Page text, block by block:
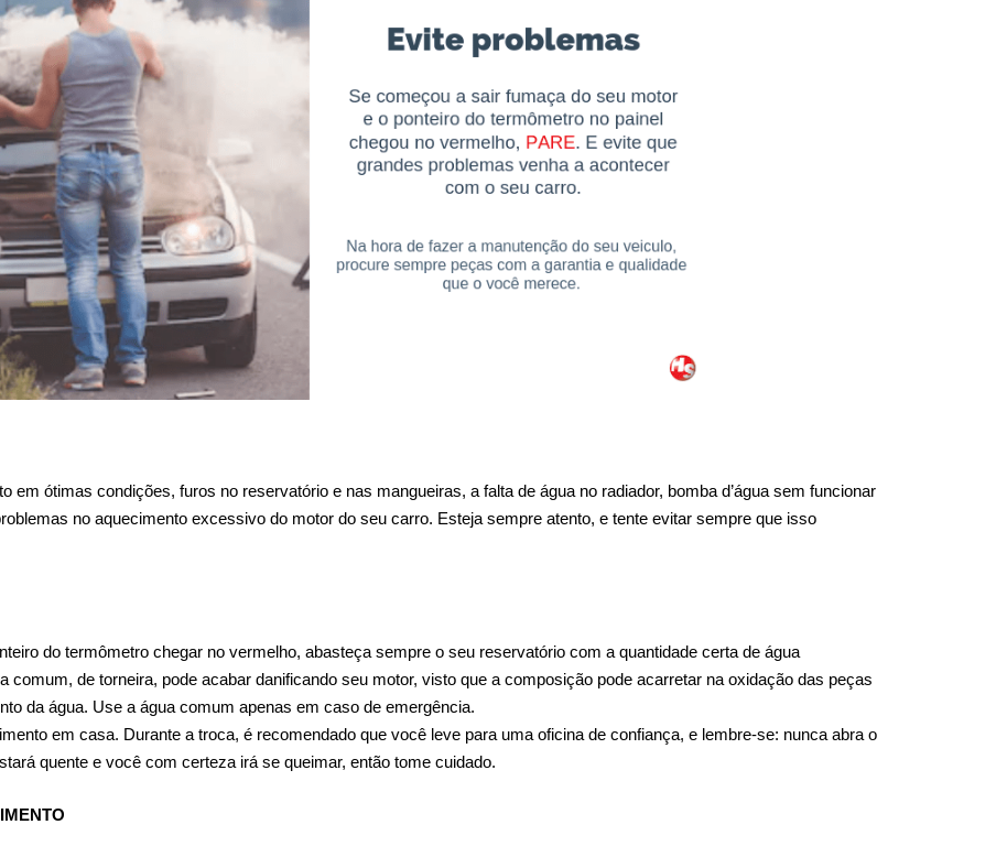
em ótimas condições, furos no reservatório e nas mangueiras, a falta de água no radiador, bomba d’água sem funcionar
no aquecimento excessivo do motor do seu carro. Esteja sempre atento, e tente evitar sempre que isso
do termômetro chegar no vermelho, abasteça sempre o seu reservatório com a quantidade certa de água
comum, de torneira, pode acabar danificando seu motor, visto que a composição pode acarretar na oxidação das peças
da água. Use a água comum apenas em caso de emergência.
em casa. Durante a troca, é recomendado que você leve para uma oficina de confiança, e lembre-se: nunca abra o
quente e você com certeza irá se queimar, então tome cuidado.